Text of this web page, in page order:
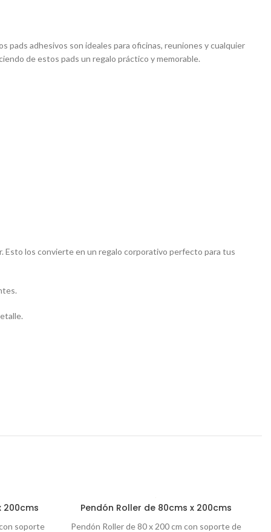
pads adhesivos son ideales para oficinas, reuniones y cualquier
de estos pads un regalo práctico y memorable.
Esto los convierte en un regalo corporativo perfecto para tus
200cms
soporte
Pendón Roller de 80cms x 200cms
Pendón Roller de 80 x 200 cm con soporte de